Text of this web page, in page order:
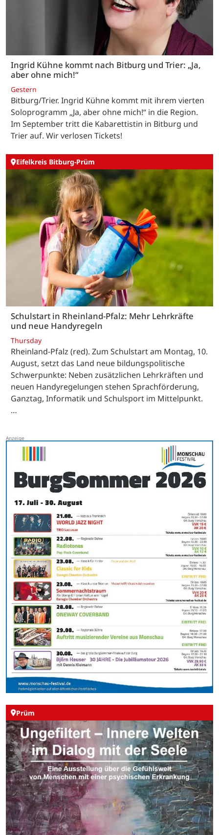
Ingrid Kühne kommt nach Bitburg und Trier: „Ja,
aber ohne mich!“
Gestern
Bitburg/Trier. Ingrid Kühne kommt mit ihrem vierten
Soloprogramm „Ja, aber ohne mich!“ in die Region.
Im September tritt die Kabarettistin in Bitburg und
Trier auf. Wir verlosen Tickets!
Eifelkreis Bitburg-Prüm
Schulstart in Rheinland-Pfalz: Mehr Lehrkräfte
und neue Handyregeln
Thursday
Rheinland-Pfalz (red). Zum Schulstart am Montag, 10.
August, setzt das Land neue bildungspolitische
Schwerpunkte: Neben zusätzlichen Lehrkräften und
neuen Handyregelungen stehen Sprachförderung,
Ganztag, Informatik und Schulsport im Mittelpunkt.
…
Prüm